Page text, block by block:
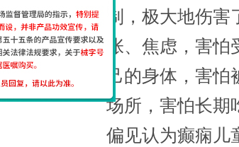
制，极大地伤
张、焦虑，害
己的身体，害
场所，害怕长期
偏见认为癫痫儿